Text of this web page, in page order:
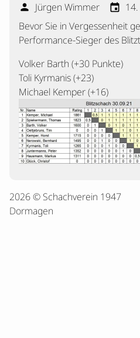
Ranglisten
Termine
Verschiedenes
Kontakt
person Jürgen Wimmer event
Bevor Sie in Vergessenheit
Performance-Sieger des
Volker Barth (+30 Punkte)
Toli Kyrmanis (+23)
Michael Kemper (+16)
2026 © Schachverein 1947
Dormagen